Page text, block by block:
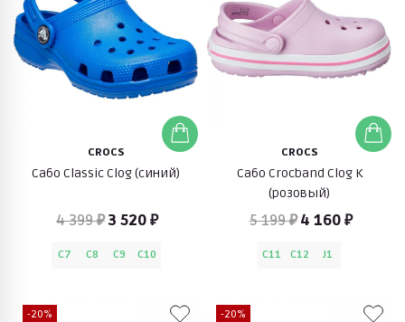
CROCS
Сабо Classic Clog (синий)
4 399 ₽3 520 ₽
C7 C8 C9 C10
CROCS
Сабо Crocband Clog K
(розовый)
5 199 ₽ 4 160 ₽
C11 C12 J1
-20% -20%